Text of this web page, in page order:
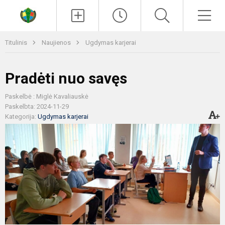
Titulinis Naujienos Ugdymas karjerai
Pradėti nuo savęs
Paskelbė : Miglė Kavaliauskė
Paskelbta: 2024-11-29
Kategorija: Ugdymas karjerai